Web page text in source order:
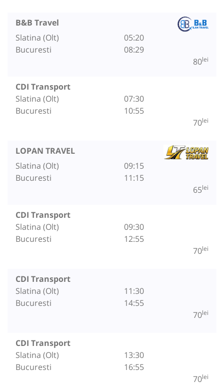
B&B Travel
Slatina (Olt)
Bucuresti
05:20
08:29
80lei
CDI Transport
Slatina (Olt)
Bucuresti
07:30
10:55
70lei
LOPAN TRAVEL
Slatina (Olt)
Bucuresti
09:15
11:15
65lei
CDI Transport
Slatina (Olt)
Bucuresti
09:30
12:55
70lei
CDI Transport
Slatina (Olt)
Bucuresti
11:30
14:55
70lei
CDI Transport
Slatina (Olt)
Bucuresti
13:30
16:55
70lei